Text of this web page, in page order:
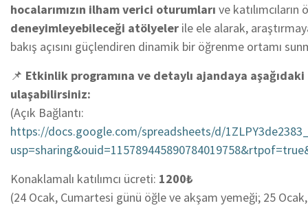
hocalarımızın ilham verici oturumları ve
deneyimleyebileceği atölyeler ile ele alarak,
bakış açısını güçlendiren dinamik bir öğrenme ortamı
📌 Etkinlik programına ve detaylı ajandaya
ulaşabilirsiniz:
(Açık Bağlantı:
https://docs.google.com/spreadsheets/d/
Konaklamalı katılımcı ücreti: 1200₺
(24 Ocak, Cumartesi günü öğle ve akşam yemeği; 25